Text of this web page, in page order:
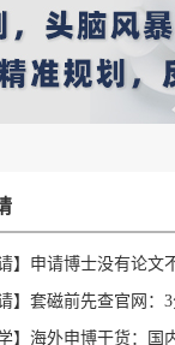
。
可能要求雅思7.0